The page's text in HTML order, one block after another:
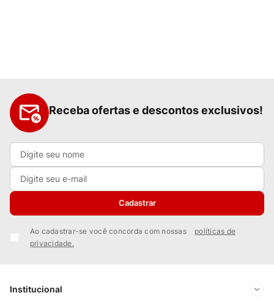
Receba ofertas e descontos exclusivos!
Cadastrar
Ao cadastrar-se você concorda com nossas
políticas de
privacidade.
Institucional